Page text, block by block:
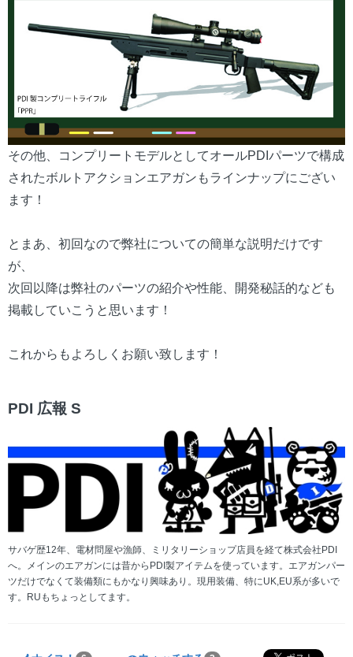
その他、コンプリートモデルとしてオールPDIパーツで構成
されたボルトアクションエアガンもラインナップにござい
ます！
とまあ、初回なので弊社についての簡単な説明だけです
が、
次回以降は弊社のパーツの紹介や性能、開発秘話的なども
掲載していこうと思います！
これからもよろしくお願い致します！
PDI 広報 S
サバゲ歴12年、電材問屋や漁師、ミリタリーショップ店員を経て株式会社PDI
へ。メインのエアガンには昔からPDI製アイテムを使っています。エアガンパー
ツだけでなくて装備類にもかなり興味あり。現用装備、特にUK,EU系が多いで
す。RUもちょっとしてます。